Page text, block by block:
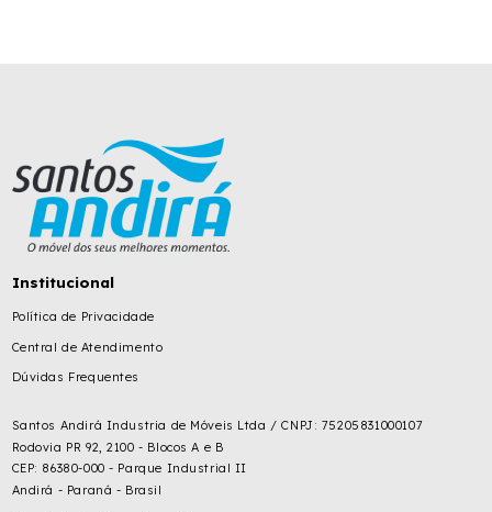
Institucional
Política de Privacidade
Central de Atendimento
Dúvidas Frequentes
Santos Andirá Industria de Móveis Ltda / CNPJ: 75205831000107
Rodovia PR 92, 2100 - Blocos A e B
CEP: 86380-000 - Parque Industrial II
Andirá - Paraná - Brasil